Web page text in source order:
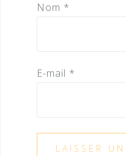
Nom *
E-mail *